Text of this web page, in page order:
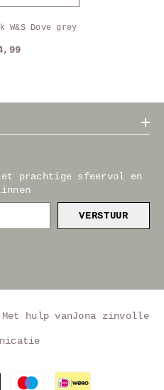
W&S Dove grey
prachtige sfeervol en
VERSTUUR
hulp vanJona zinvolle
Betaalmethoden